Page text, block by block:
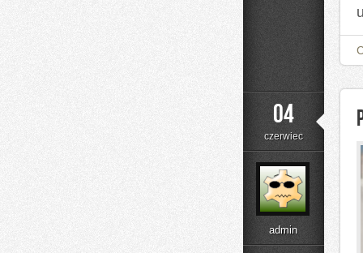
04
czerwiec
admin